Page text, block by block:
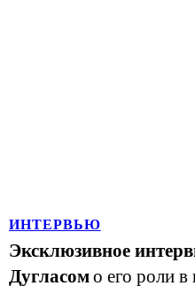
ИНТЕРВЬЮ
Эксклюзивное
Дугласомо его роли в